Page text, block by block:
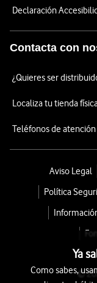
Declaración
Contacta con
¿Quieres ser
Localiza tu tienda
Teléfonos de
Aviso Legal
Política
©
Ya
Como sabes,